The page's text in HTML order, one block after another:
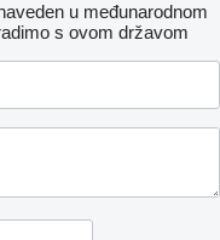
u međunarodnom
s ovom državom